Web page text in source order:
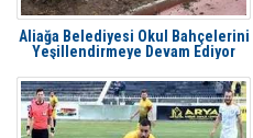
Aliağa Belediyesi Okul Bahçelerini
Yeşillendirmeye Devam Ediyor